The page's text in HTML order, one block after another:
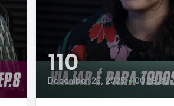
110
December 23, 2025 • 00:28:39